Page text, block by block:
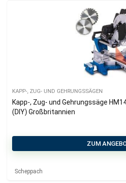
KAPP-, ZUG- UND GEHRUNGSSÄGEN
Kapp-, Zug- und Gehrungssäge
(DIY) Großbritannien
ZUM
Scheppach